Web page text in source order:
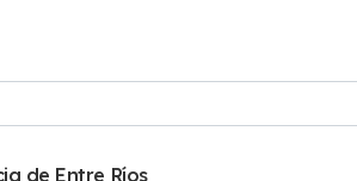
de Entre Ríos